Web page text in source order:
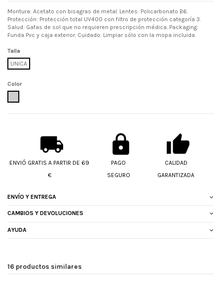
Montura: Acetato con bisagras de metal. Lentes: Policarbonato B6.
Protección: Protección total UV400 con filtro de protección categoría 3.
Salud: Gafas de sol que no requieren prescripción médica. Packaging:
Funda Pvc y caja exterior. Cuidado: Limpiar sólo con la mopa incluida.
Talla
UNICA
Color
ENVIÓ GRATIS A PARTIR DE 69
€
PAGO
SEGURO
CALIDAD
GARANTIZADA
ENVÍO Y ENTREGA
CAMBIOS Y DEVOLUCIONES
AYUDA
16 productos similares